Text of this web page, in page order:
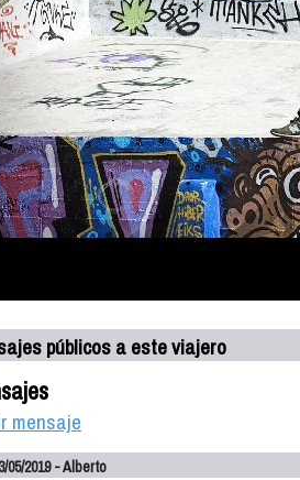
públicos a este viajero
mensaje
05/2019 - Alberto